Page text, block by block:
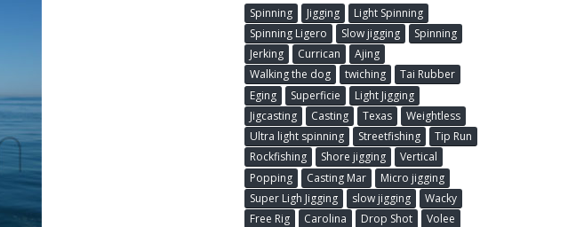
Spinning Jigging
Light Spinning
Spinning Ligero
Slow jigging
Spinning
Jerking
Currican
Ajing
Walking the dog
twiching
Tai Rubber
Eging
Superficie
Light Jigging
Jigcasting
Casting Texas
Weightless
Ultra light spinning
Streetfishing
Tip Run
Rockfishing
Shore jigging
Vertical
Popping
Casting Mar
Micro jigging
Super Ligh Jigging
slow jigging
Wacky
Free Rig
Carolina Drop Shot
Volee